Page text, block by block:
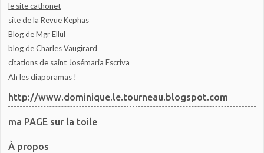
le site cathonet
site de la Revue Kephas
Blog de Mgr Ellul
blog de Charles Vaugirard
citations de saint Josémaria Escriva
Ah les diaporamas !
http://www.dominique.le.tourneau.blogspot.com
ma PAGE sur la toile
À propos